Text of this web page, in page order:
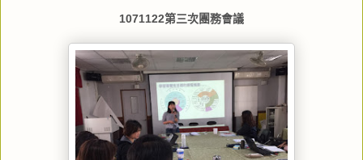
1071122第三次團務會議